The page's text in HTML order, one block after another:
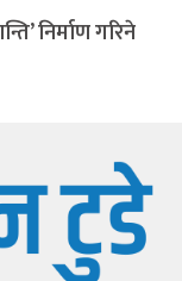
निर्माण गरिने